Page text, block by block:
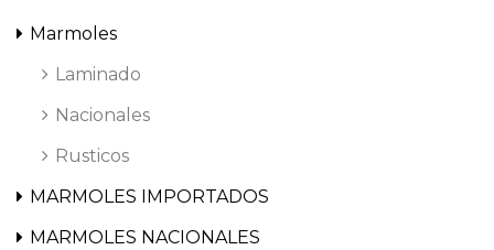
Marmoles
Laminado
Nacionales
Rusticos
MARMOLES IMPORTADOS
MARMOLES NACIONALES